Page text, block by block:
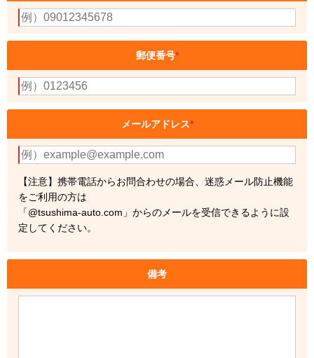
郵便番号*
メールアドレス*
【注意】携帯電話からお問合わせの場合、迷惑メール防止機能
をご利用の方は
「@tsushima-auto.com」からのメールを受信できるように設
定してください。
備考